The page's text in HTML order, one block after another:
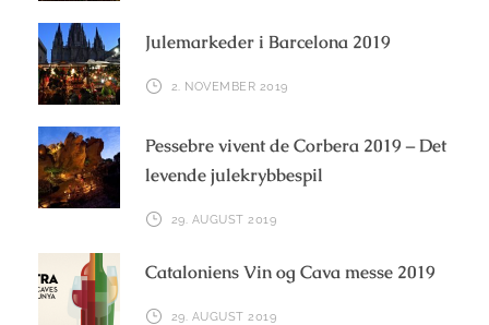
Julemarkeder i Barcelona 2019
2. NOVEMBER 2019
Pessebre vivent de Corbera 2019 – Det
levende julekrybbespil
29. AUGUST 2019
Cataloniens Vin og Cava messe 2019
29. AUGUST 2019